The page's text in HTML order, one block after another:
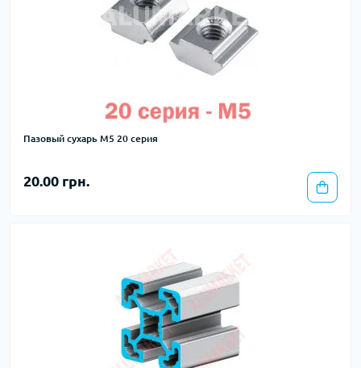
Пазовый сухарь М5 20 серия
20.00 грн.